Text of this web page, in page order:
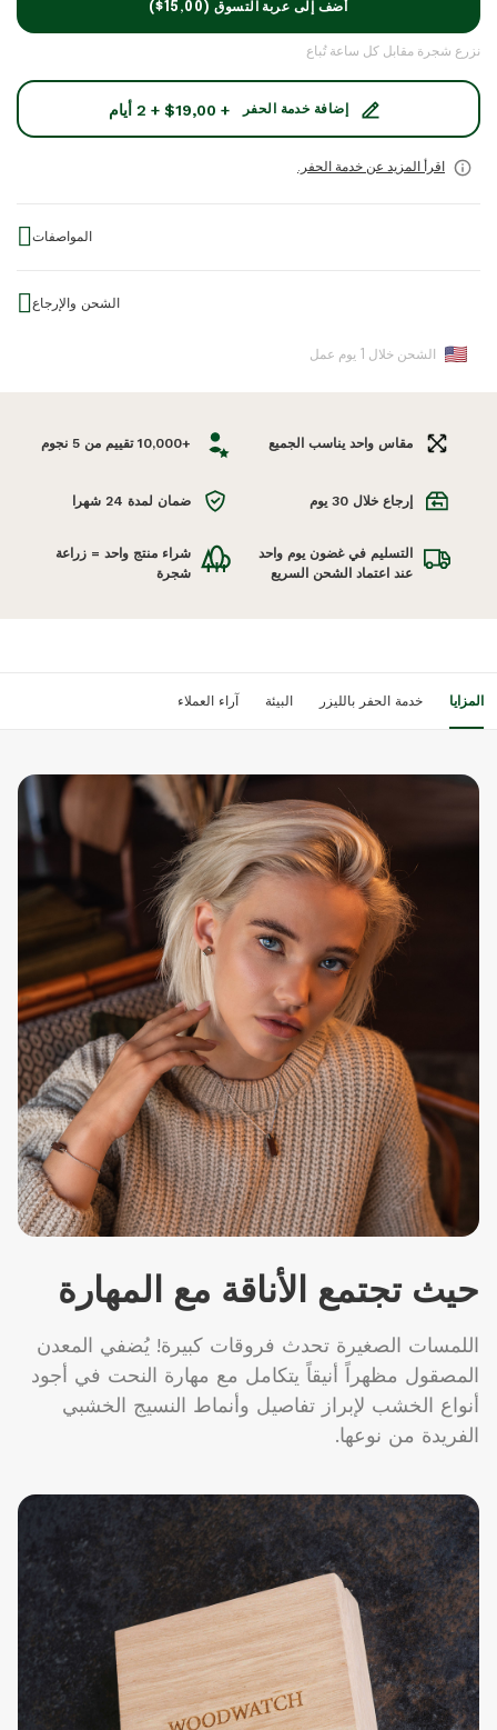
أضف إلى عربة التسوق ( $15,00
)
نزرع شجرة مقابل كل ساعة تُباع
إضافة خدمة الحفر + $19,00 + 2 أيام
اقرأ المزيد عن خدمة الحفر.
المواصفات
الشحن والإرجاع
الشحن عبر خدمة دي إتش إل إكسبريس: تصل في غضون
يُرجى الرجوع إلى صفحة الشحن والإرجاع للتعرف على جميع أوقات
أو في يوم العمل التالي. يُرجى الانتباه إلى أن خدمة الحفر على
المنتجات تتطلب يومين إضافيين قبل الشحن.
الشحن خلال 1 يوم عمل
مقاس واحد يناسب الجميع +10,000 تقييم من 5 نجوم
إرجاع خلال 30 يوم ضمان لمدة 24 شهرا
التسليم في غضون يوم واحد
عند اعتماد الشحن السريع
شراء منتج واحد = زراعة
شجرة
المزايا خدمة الحفر بالليزر البيئة آراء العملاء
حيث تجتمع الأناقة مع المهارة
اللمسات الصغيرة تحدث فروقات كبيرة! يُضفي المعدن
المصقول مظهراً أنيقاً يتكامل مع مهارة النحت في أجود
أنواع الخشب لإبراز تفاصيل وأنماط النسيج الخشبي
الفريدة من نوعها.